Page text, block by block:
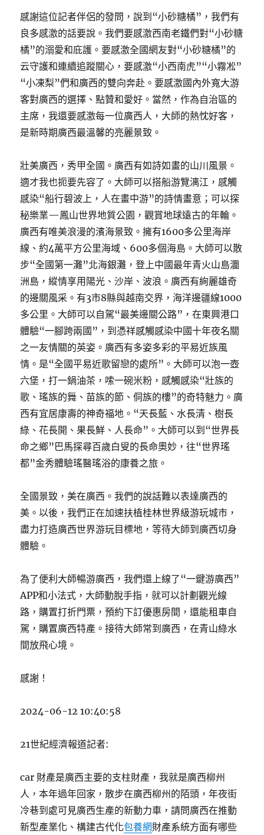
感謝這位記者伴侶的發問，說到“小砂糖橘”，我們有
良多感激的話要說。我們要感激西南老鐵們對“小砂糖
橘”的溺愛和庇護。要感激全國網友對“小砂糖橘”的
云守護和連續追蹤關心，要感激“小西南虎”“小霧凇”
“小凍梨”們和廣西的雙向奔赴。要感激國內外寬大游
客對廣西的選擇、點贊和愛好。當然，作為自治區的
主席，我還要感激每一位廣西人，大師的熱忱好客，
是新時期廣西最溫馨的亮麗景致。
壯美廣西，秀甲全國。廣西有如詩如畫的山川風景。
適才我也扼要先容了。大師可以搭船游覽漓江，感觸
感染“船行碧波上，人在畫中游”的詩情畫意；可以探
秘樂業—鳳山世界地質公園，觀賞地球遠古的年輪。
廣西有唯美浪漫的濱海景致。擁有1600多公里海岸
線、約4萬平方公里海域、600多個海島。大師可以散
步“全國第一灘”北海銀灘，登上中國最年青火山島潿
洲島，縱情享用陽光、沙岸、波浪。廣西有絢麗雄奇
的邊關風采。有3市8縣與越南交界，海洋邊疆線1000
多公里。大師可以自駕“最美邊關公路”，在東興港口
體驗“一腳跨兩國”，到憑祥感觸感染中國十年夜名關
之一友情關的英姿。廣西有多姿多彩的平易近族風
情。是“全國平易近歌留戀的處所”。大師可以泡一壺
六堡，打一鍋油茶，嗦一碗米粉，感觸感染“壯族的
歌、瑤族的舞、苗族的節、侗族的樓”的奇特魅力。廣
西有宜居康壽的神奇福地。“天長藍、水長清、樹長
綠、花長開、果長鮮、人長命”。大師可以到“世界長
命之鄉”巴馬探尋百歲白叟的長命奧妙，往“世界瑤
都”金秀體驗瑤醫瑤浴的康養之旅。
全國景致，美在廣西。我們的說話難以表達廣西的
美。以後，我們正在加速扶植桂林世界級游玩城市，
盡力打造廣西世界游玩目標地，等待大師到廣西切身
體驗。
為了便利大師暢游廣西，我們還上線了“一鍵游廣西”
APP和小法式，大師動脫手指，就可以計劃觀光線
路，購置打折門票，預約下訂優惠房間，還能租車自
駕，購置廣西特產。接待大師常到廣西，在青山綠水
間放飛心境。
感謝！
2024-06-12 10:40:58
21世紀經濟報道記者:
car 財產是廣西主要的支柱財產，我就是廣西柳州
人，本年過年回家，散步在廣西柳州的陌頭，年夜街
冷巷到處可見廣西生產的新動力車，請問廣西在推動
新型產業化、構建古代化包養網財產系統方面有哪些